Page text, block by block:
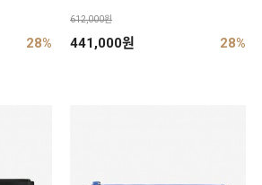
28%
612,000원
441,000원 28%